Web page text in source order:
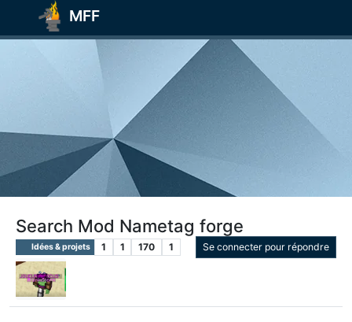
MFF
Search Mod Nametag forge
Idées & projets 1 1 170 1 Se connecter pour répondre